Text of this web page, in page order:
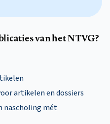
van het NTVG?
artikelen en dossiers
nascholing mét